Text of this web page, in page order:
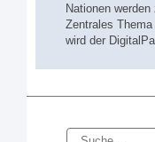
Nationen
Zentrales
wird der
Suche